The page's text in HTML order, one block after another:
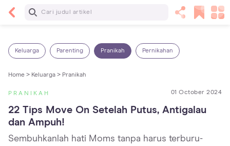
Baca Selanjutnya
Keluarga Parenting Pranikah Pernikahan
Home > Keluarga > Pranikah
PRANIKAH 01 October 2024
22 Tips Move On Setelah Putus, Antigalau
dan Ampuh!
Sembuhkanlah hati Moms tanpa harus terburu-